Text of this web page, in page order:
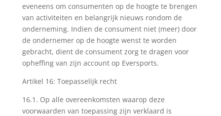
eveneens om consumenten op de hoogte te brengen
van activiteiten en belangrijk nieuws rondom de
onderneming. Indien de consument niet (meer) door
de ondernemer op de hoogte wenst te worden
gebracht, dient de consument zorg te dragen voor
opheffing van zijn account op Eversports.
Artikel 16: Toepasselijk recht
16.1. Op alle overeenkomsten waarop deze
voorwaarden van toepassing zijn verklaard is